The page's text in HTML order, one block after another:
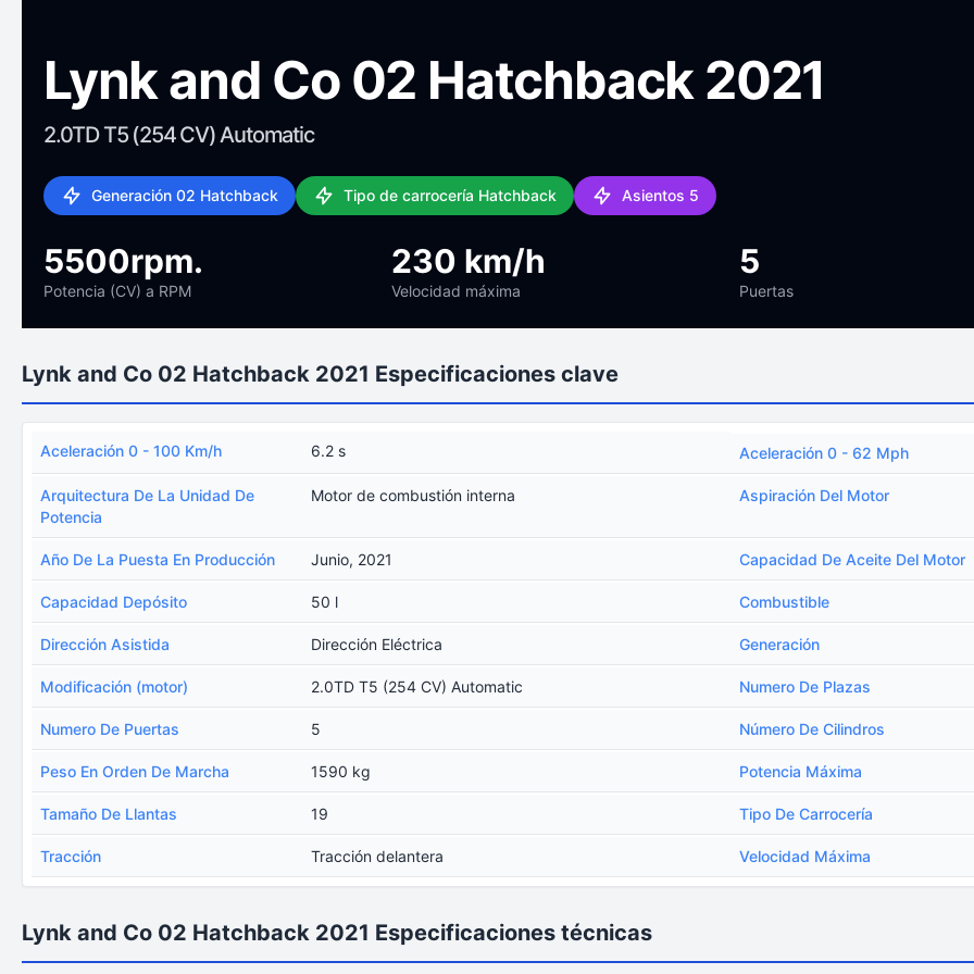
Lynk and Co 02 Hatchback 2021
2.0TD T5 (254 CV) Automatic
Generación 02 Hatchback Tipo de carrocería Hatchback Asientos 5
5500rpm.
Potencia (CV) a RPM
230 km/h
Velocidad máxima
5
Puertas
Lynk and Co 02 Hatchback 2021 Especificaciones clave
Aceleración 0 - 100 Km/h 6.2 s Aceleración 0 - 62 Mph
Arquitectura De La Unidad De
Potencia
Motor de combustión interna Aspiración Del Motor
Año De La Puesta En Producción Junio, 2021 Capacidad De Aceite Del Motor
Capacidad Depósito 50 l Combustible
Dirección Asistida Dirección Eléctrica Generación
Modificación (motor) 2.0TD T5 (254 CV) Automatic Numero De Plazas
Numero De Puertas 5 Número De Cilindros
Peso En Orden De Marcha 1590 kg Potencia Máxima
Tamaño De Llantas 19 Tipo De Carrocería
Tracción Tracción delantera Velocidad Máxima
Lynk and Co 02 Hatchback 2021 Especificaciones técnicas